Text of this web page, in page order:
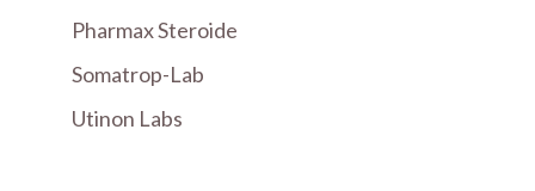
Pharmax Steroide
Somatrop-Lab
Utinon Labs